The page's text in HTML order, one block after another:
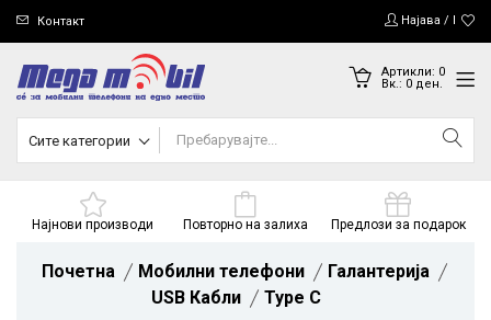
Контакт Најава /
Артикли: 0
Вк.: 0ден.
Сите категории
Најнови производи Повторно на залиха Предлози за подарок
Почетна Мобилни телефони
Галантерија
USB Кабли
Type C